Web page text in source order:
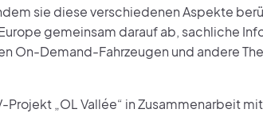
sie diese verschiedenen Aspekte
gemeinsam darauf ab, sachliche
On-Demand-Fahrzeugen und andere
„OL Vallée“ in Zusammenarbeit